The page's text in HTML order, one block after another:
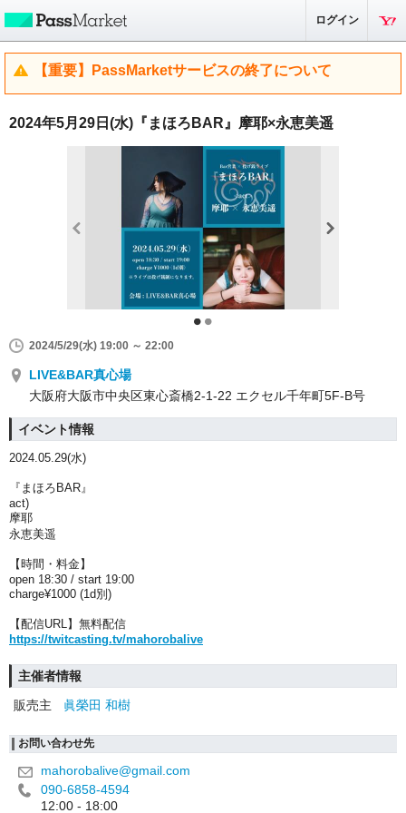
ログイン
【重要】PassMarketサービスの終了について
2024年5月29日(水)『まほろBAR』摩耶×永恵美遥
2024/5/29(水) 19:00 ～ 22:00
LIVE&BAR真心場
大阪府大阪市中央区東心斎橋2-1-22 エクセル千年町5F-B号
イベント情報
2024.05.29(水)
『まほろBAR』
act)
摩耶
永恵美遥
【時間・料金】
open 18:30 / start 19:00
charge¥1000 (1d別 )
【配信URL】無料配信
https://twitcasting.tv/mahorobalive
主催者情報
販売主
眞榮田 和樹
お問い合わせ先
mahorobalive@gmail.com
090-6858-4594
12:00 - 18:00